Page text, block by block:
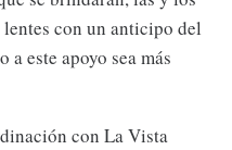
con un anticipo del
este apoyo sea más
con La Vista